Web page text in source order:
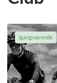
Igangværende